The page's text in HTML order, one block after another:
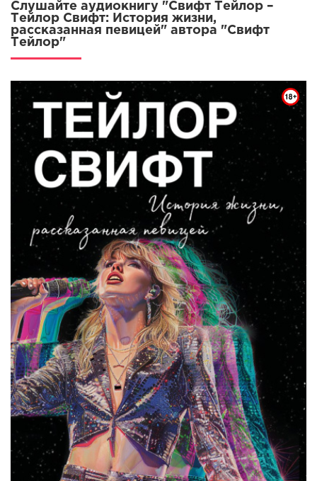
Слушайте аудиокнигу "Свифт Тейлор –
Тейлор Свифт: История жизни,
рассказанная певицей" автора "Свифт
Тейлор"